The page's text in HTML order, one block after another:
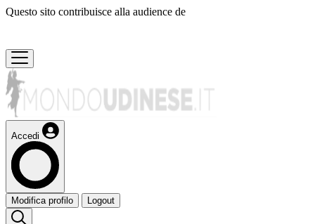
Questo sito contribuisce alla audience de
Accedi
Modifica profilo Logout